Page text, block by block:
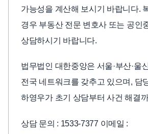
가능성을 계산해 보시기 바랍니다.
경우 부동산 전문 변호사 또는 공인
상담하시기 바랍니다.
법무법인 대한중앙은 서울·부산·울
전국 네트워크를 갖추고 있으며, 담
하영우가 초기 상담부터 사건 해결
상담 문의 : 1533-7377 이메일 :